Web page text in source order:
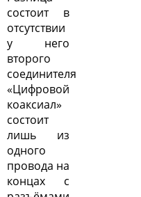
состоит в
отсутствии
у него
второго
соединителя
«Цифровой
коаксиал»
состоит
лишь из
одного
провода на
концах с